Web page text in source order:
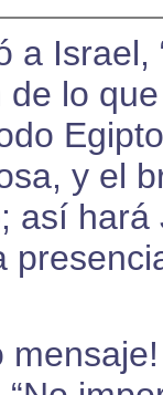
a
lo
y el
así